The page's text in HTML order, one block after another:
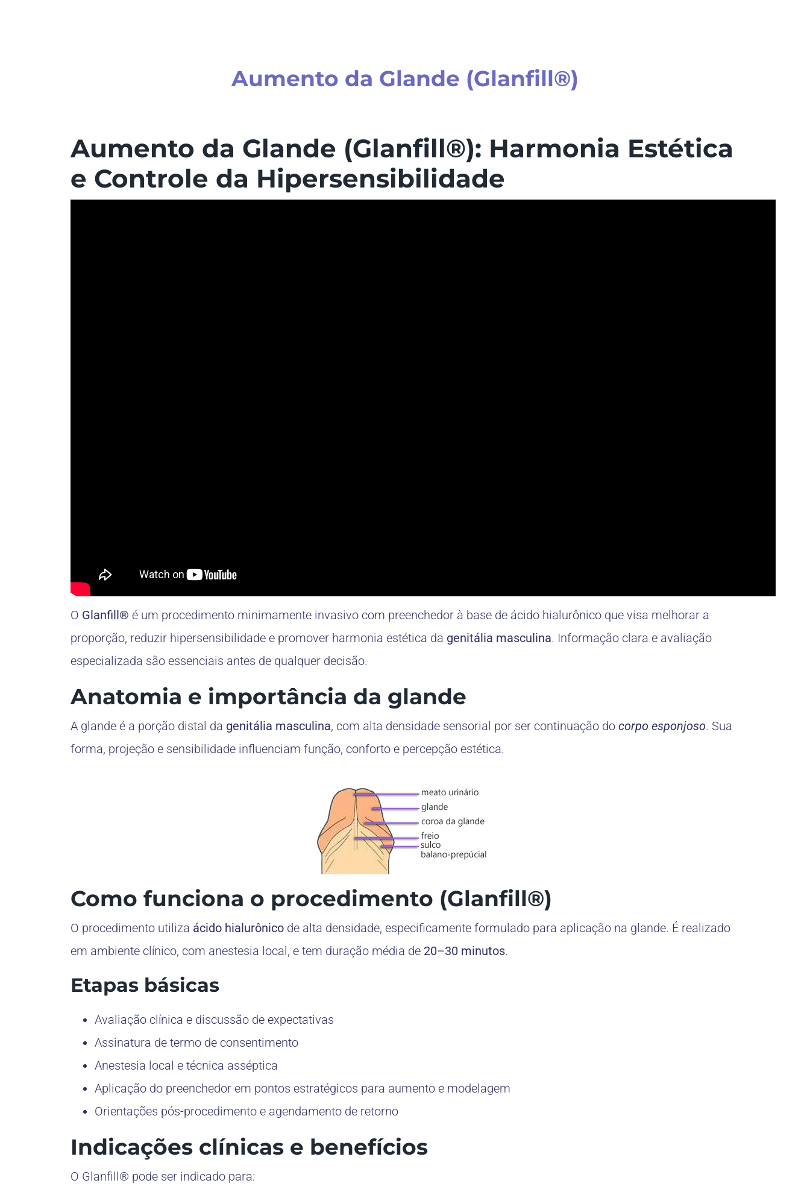
Aumento da Glande (Glanfill®)
Aumento da Glande (Glanfill®): Harmonia Estética
e Controle da Hipersensibilidade
O Glanfill® é um procedimento minimamente invasivo com preenchedor à base de ácido hialurônico que visa melhorar a
proporção, reduzir hipersensibilidade e promover harmonia estética da genitália masculina. Informação clara e avaliação
especializada são essenciais antes de qualquer decisão.
Anatomia e importância da glande
A glande é a porção distal da genitália masculina, com alta densidade sensorial por ser continuação do corpo esponjoso. Sua
forma, projeção e sensibilidade influenciam função, conforto e percepção estética.
Como funciona o procedimento (Glanfill®)
O procedimento utiliza ácido hialurônicode alta densidade, especificamente formulado para aplicação na glande. É realizado
em ambiente clínico, com anestesia local, e tem duração média de 20–30 minutos.
Etapas básicas
Avaliação clínica e discussão de expectativas
Assinatura de termo de consentimento
Anestesia local e técnica asséptica
Aplicação do preenchedor em pontos estratégicos para aumento e modelagem
Orientações pós-procedimento e agendamento de retorno
Indicações clínicas e benefícios
O Glanfill® pode ser indicado para: